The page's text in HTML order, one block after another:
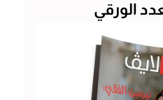
الورقي